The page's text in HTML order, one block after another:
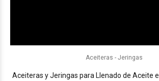
Aceiteras - Jeringas
Aceiteras y Jeringas para Llenado de Aceite